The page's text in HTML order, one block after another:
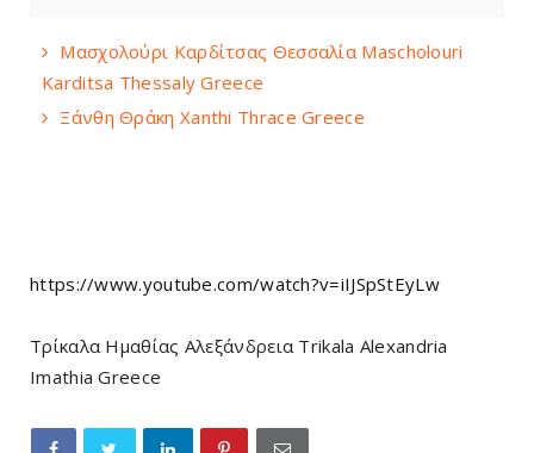
Μασχολούρι Καρδίτσας Θεσσαλία Mascholouri
Karditsa Thessaly Greece
Ξάνθη Θράκη Xanthi Thrace Greece
https://www.youtube.com/watch?v=iIJSpStEyLw
Τρίκαλα Ημαθίας Αλεξάνδρεια Trikala Alexandria
Imathia Greece